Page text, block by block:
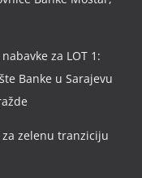
za LOT 1:
Banke u Sarajevu
zelenu tranziciju